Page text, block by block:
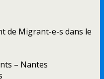
de Migrant-e-s dans le
– Nantes